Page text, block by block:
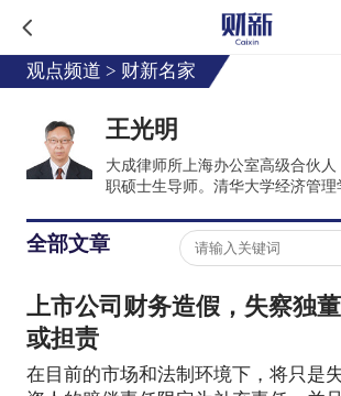
观点频道 > 财新名家
王光明
大成律师所上海办公室高级合伙
职硕士生导师。清华大学经济管理
九信律师事务所主任、大成律师
等职。
全部文章
上市公司财务造假，失察独
或担责
在目前的市场和法制环境下，将只是